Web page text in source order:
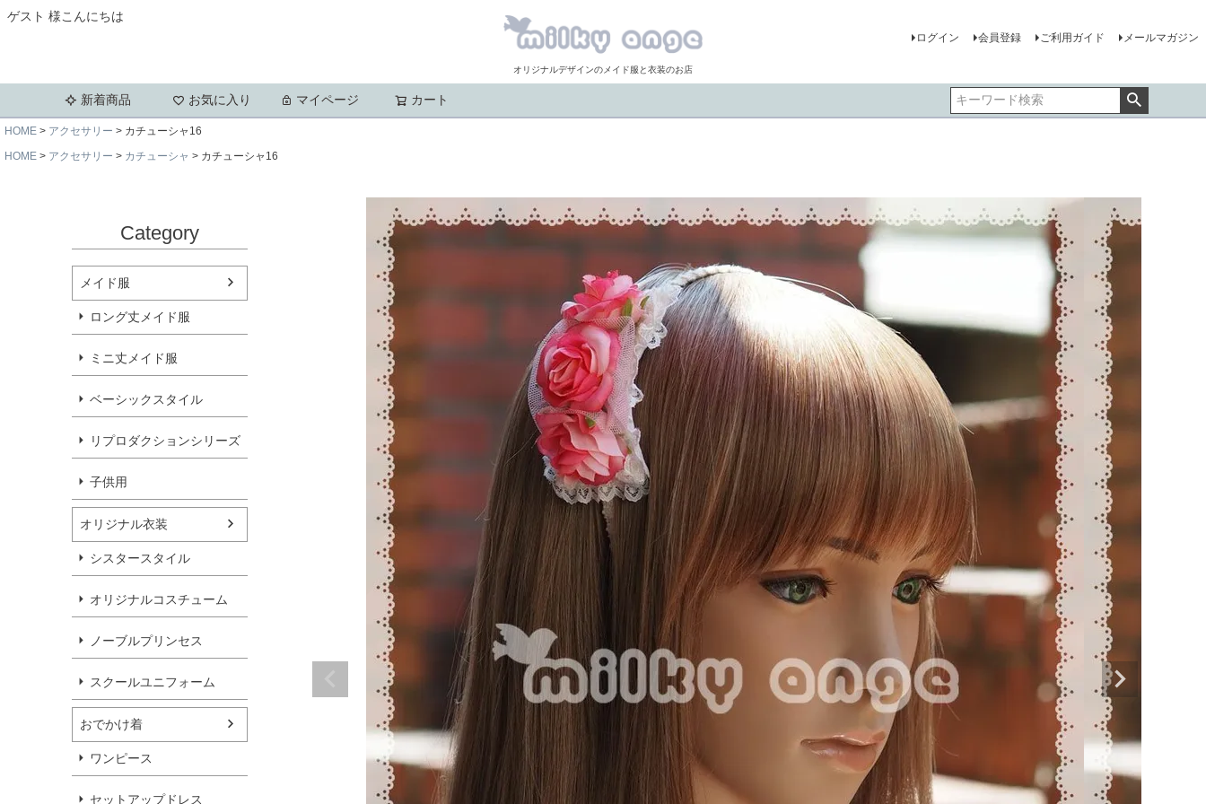
ゲスト 様こんにちは
オリジナルデザインのメイド服と衣装のお店
ログイン 会員登録 ご利用ガイド メールマガジン
新着商品 お気に入り マイページ カート
HOME アクセサリー
カチューシャ16
HOME
アクセサリー カチューシャ カチューシャ16
Category
メイド服
ロング丈メイド服
ミニ丈メイド服
ベーシックスタイル
リプロダクションシリーズ
子供用
オリジナル衣装
シスタースタイル
オリジナルコスチューム
ノーブルプリンセス
スクールユニフォーム
おでかけ着
ワンピース
セットアップドレス